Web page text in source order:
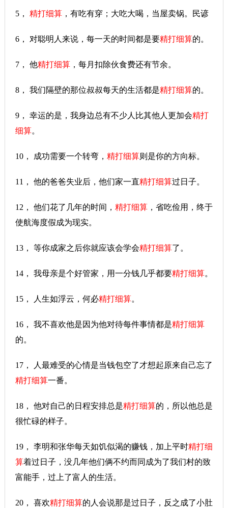
5， 精打细算，有吃有穿；大吃大喝，当屋卖锅。民谚
6， 对聪明人来说，每一天的时间都是要精打细算的。
7， 他精打细算，每月扣除伙食费还有节余。
8， 我们隔壁的那位叔叔每天的生活都是精打细算的。
9， 幸运的是，我身边总有不少人比其他人更加会精打
细算。
10， 成功需要一个转弯， 精打细算则是你的方向标。
11， 他的爸爸失业后，他们家一直精打细算过日子。
12， 他们花了几年的时间， 精打细算，省吃俭用，终于
使航海度假成为现实。
13， 等你成家之后你就应该会学会精打细算了。
14， 我母亲是个好管家，用一分钱几乎都要精打细算。
15， 人生如浮云，何必精打细算。
16， 我不喜欢他是因为他对待每件事情都是精打细算
的。
17， 人最难受的心情是当钱包空了才想起原来自己忘了
精打细算一番。
18， 他对自己的日程安排总是精打细算的，所以他总是
很忙碌的样子。
19， 李明和张华每天如饥似渴的赚钱，加上平时精打细
算着过日子，没几年他们俩不约而同成为了我们村的致
富能手，过上了富人的生活。
20， 喜欢精打细算的人会说那是过日子，反之成了小肚